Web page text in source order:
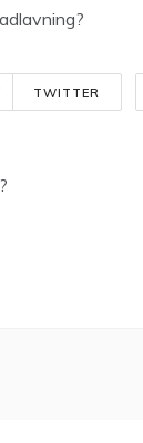
TWITTER